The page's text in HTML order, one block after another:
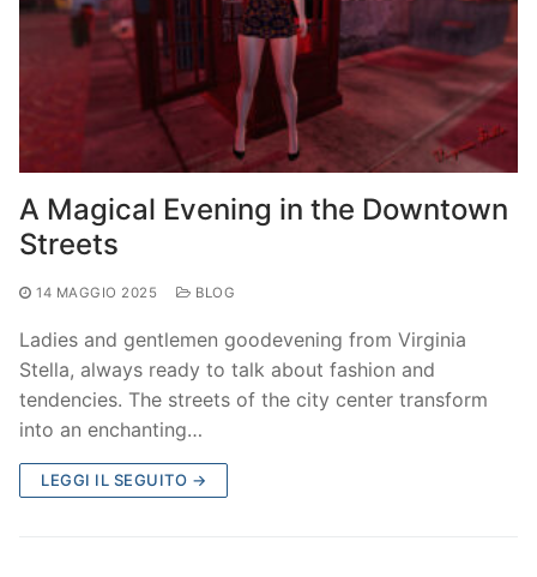
A Magical Evening in the Downtown
Streets
14 MAGGIO 2025 BLOG
Ladies and gentlemen goodevening from Virginia
Stella, always ready to talk about fashion and
tendencies. The streets of the city center transform
into an enchanting…
LEGGI IL SEGUITO →